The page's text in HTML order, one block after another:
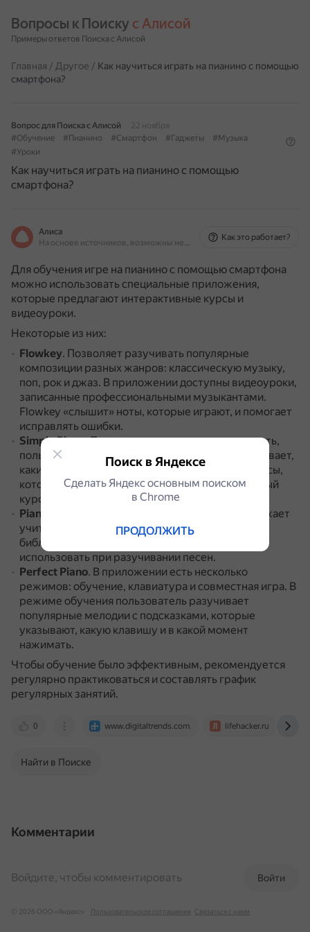
Вопросы к Поиску с Алисой
Примеры ответов Поиска с Алисой
Главная / Другое / Как научиться играть на пианино с помощью
смартфона?
Вопрос для Поиска с Алисой
22 ноября
#Обучение
#Пианино #Смартфон #Гаджеты
#Музыка
#Уроки
Как научиться играть на пианино с помощью
смартфона?
Алиса
На основе источников, возможны неточности
Как это работает?
Для обучения игре на пианино с помощью смартфона
можно использовать специальные приложения,
которые предлагают интерактивные курсы и
видеоуроки.
Некоторые из них:
Flowkey. Позволяет разучивать популярные
композиции разных жанров: классическую музыку,
поп, рок и джаз. В приложении доступны видеоуроки,
записанные профессиональными музыкантами.
Flowkey «слышит» ноты, которые играют, и помогает
исправлять ошибки.
Simply Piano.Приложение показывает, как играть,
пользователь повторяет, а программа подсказывает,
какие были ошибки.Обучение разделено на курсы,
которые зависят от уровня пользователя.Каждый
курс состоит из миниуроков и финальной песни.
Piano Companion
Подходит для тех, кто продолжает
учиться игре на клавишных.В приложении есть
библиотека аккордов и гамм, которую можно
использовать при разучивании песен.
Perfect Piano. В приложении есть несколько
режимов: обучение, клавиатура и совместная игра. В
режиме обучения пользователь разучивает
популярные мелодии с подсказками, которые
указывают, какую клавишу и в какой момент
нажимать.
Чтобы обучение было эффективным, рекомендуется
регулярно практиковаться и составлять график
регулярных занятий.
0 www.digitaltrends.com lifehacker.ru
Найти в Поиске
Комментарии
Войти
Войдите, чтобы комментировать
© 2026 ООО «Яндекс» Пользовательское соглашение Связаться с нами
Поиск в Яндексе
Сделать Яндекс основным поиском
в Сhrome
ПРОДОЛЖИТЬ